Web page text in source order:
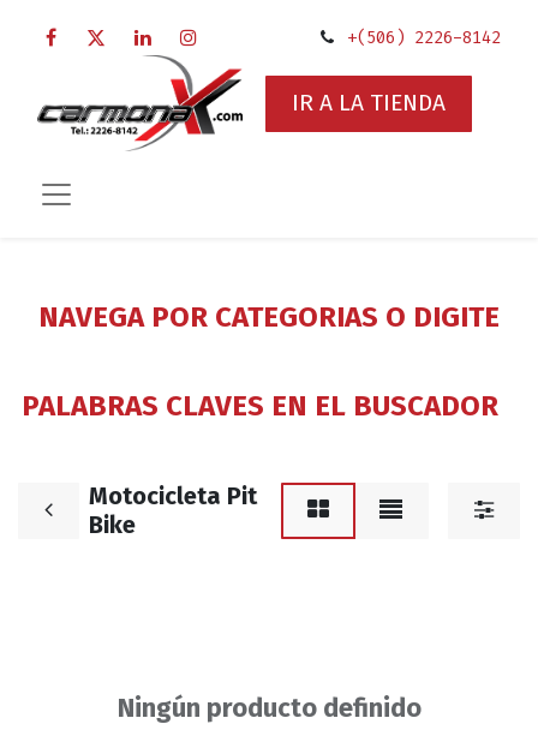
+(506) 2226-8142
IR A LA TIENDA
NAVEGA POR CATEGORIAS O DIGITE
PALABRAS CLAVES EN EL BUSCADOR
Motocicleta Pit
Bike
Ningún producto definido